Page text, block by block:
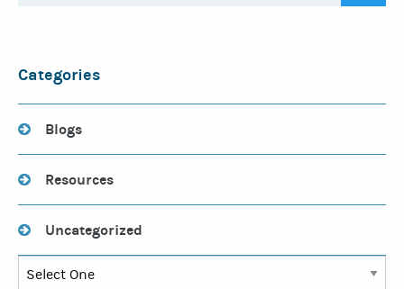
Categories
Blogs
Resources
Uncategorized